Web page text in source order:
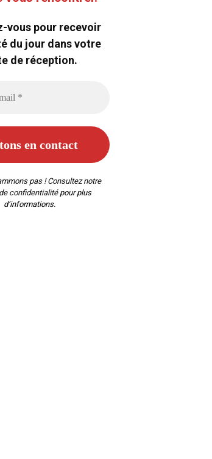
vous pour recevoir
du jour dans votre
de réception.
pas ! Consultez notre
confidentialitépour plus
d’informations.